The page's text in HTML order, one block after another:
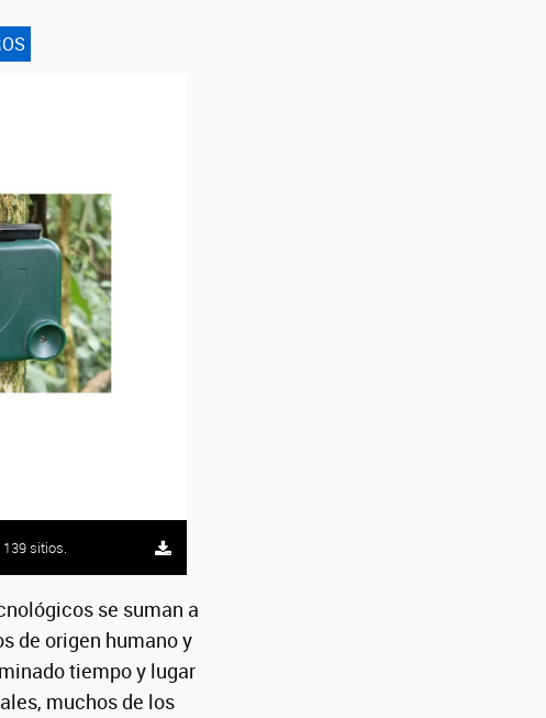
sitios.provincial
se suman a
de origen humano y
tiempo y lugar
muchos de los